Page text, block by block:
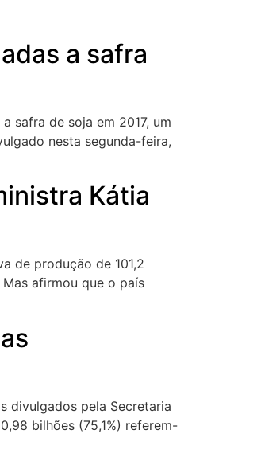
a safra
safra de soja em 2017, um
nesta segunda-feira,
Kátia
de produção de 101,2
afirmou que o país
divulgados pela Secretaria
bilhões (75,1%) referem-